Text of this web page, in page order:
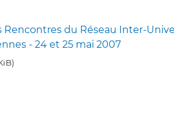
Rencontres du Réseau Inter-
- 24 et 25 mai 2007